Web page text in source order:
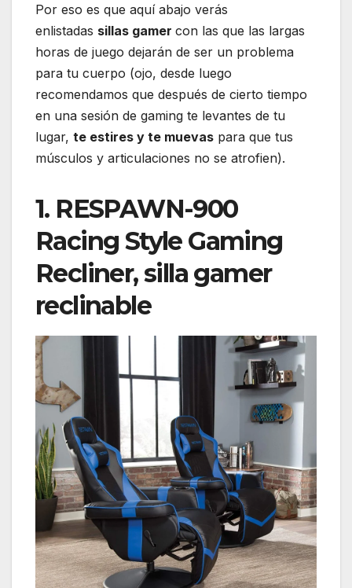
Por eso es que aquí abajo verás
enlistadas sillas gamer con las que las largas
horas de juego dejarán de ser un problema
para tu cuerpo (ojo, desde luego
recomendamos que después de cierto tiempo
en una sesión de gaming te levantes de tu
lugar, te estires y te muevas para que tus
músculos y articulaciones no se atrofien).
1. RESPAWN-900
Racing Style Gaming
Recliner, silla gamer
reclinable